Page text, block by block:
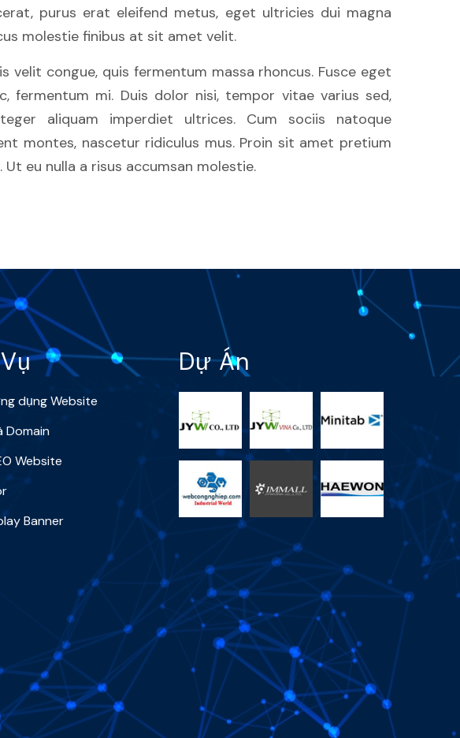
purus erat eleifend metus, eget ultricies dui magna
molestie finibus at sit amet velit.
velit congue, quis fermentum massa rhoncus. Fusce eget
fermentum mi. Duis dolor nisi, tempor vitae varius sed,
aliquam imperdiet ultrices. Cum sociis natoque
montes, nascetur ridiculus mus. Proin sit amet pretium
eu nulla a risus accumsan molestie.
dụng Website
Domain
Website
Banner
Dự Án